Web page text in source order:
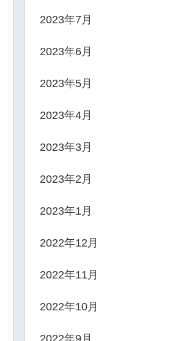
2023年7月
2023年6月
2023年5月
2023年4月
2023年3月
2023年2月
2023年1月
2022年12月
2022年11月
2022年10月